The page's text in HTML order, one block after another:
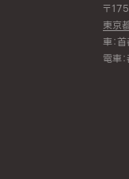
〒
東京
車：
電車